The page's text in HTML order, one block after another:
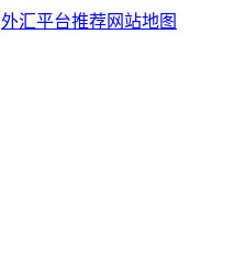
外汇平台推荐网站地图